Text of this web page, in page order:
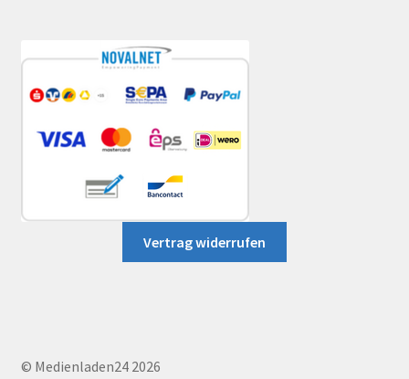
Vertrag widerrufen
© Medienladen24 2026